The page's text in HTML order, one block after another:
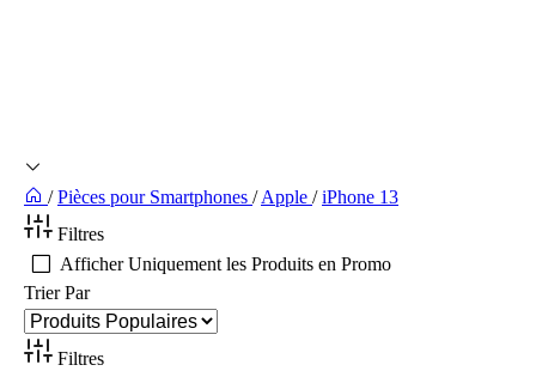
/ Pièces pour Smartphones /Apple / iPhone 13
Filtres
Afficher Uniquement les Produits en Promo
Trier Par
Filtres